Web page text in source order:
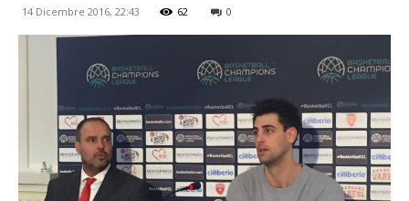
14 Dicembre 2016, 22:43 62 0